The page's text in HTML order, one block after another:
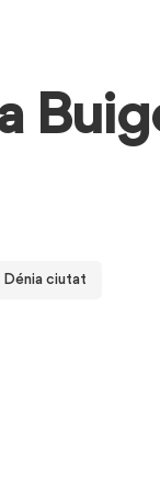
Dénia ciutat